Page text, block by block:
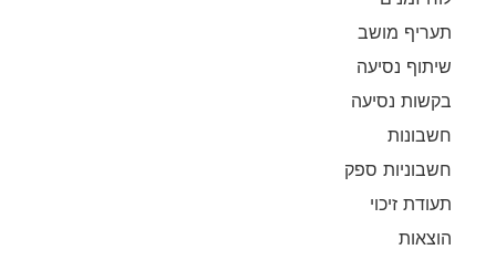
תעריף מושב
שיתוף נסיעה
בקשות נסיעה
חשבונות
חשבוניות ספק
תעודת זיכוי
הוצאות